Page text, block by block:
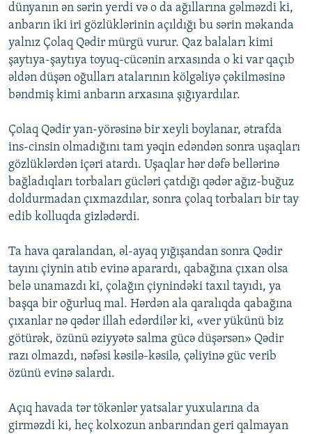
dünyanın ən sərin yerdi və o da ağıllarına gəlməzdi ki,
anbarın iki iri gözlüklərinin açıldığı bu sərin məkanda
yalnız Çolaq Qədir mürgü vurur. Qaz balaları kimi
şaytıya-şaytıya toyuq-cücənin arxasında o ki var qaçıb
əldən düşən oğulları atalarının kölgəliyə çəkilməsinə
bəndmiş kimi anbarın arxasına şığıyardılar.
Çolaq Qədir yan-yörəsinə bir xeyli boylanar, ətrafda
ins-cinsin olmadığını tam yəqin edəndən sonra uşaqları
gözlüklərdən içəri atardı. Uşaqlar hər dəfə bellərinə
bağladıqları torbaları gücləri çatdığı qədər ağız-buğuz
doldurmadan çıxmazdılar, sonra çolaq torbaları bir tay
edib kolluqda gizlədərdi.
Ta hava qaralandan, əl-ayaq yığışandan sonra Qədir
tayını çiynin atıb evinə aparardı, qabağına çıxan olsa
belə unamazdı ki, çolağın çiynindəki taxıl tayıdı, ya
başqa bir oğurluq mal. Hərdən ala qaralıqda qabağına
çıxanlar nə qədər illah edərdilər ki, «ver yükünü biz
götürək, özünü əziyyətə salma gücə düşərsən» Qədir
razı olmazdı, nəfəsi kəsilə-kəsilə, çəliyinə güc verib
özünü evinə salardı.
Açıq havada tər tökənlər yatsalar yuxularına da
girməzdi ki, heç kolxozun anbarından geri qalmayan